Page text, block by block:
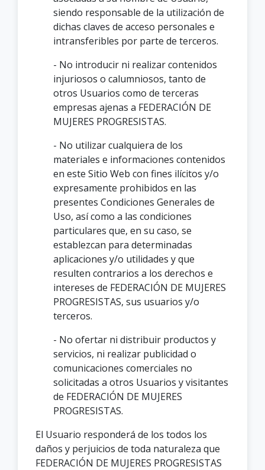
siendo responsable de la utilización de
dichas claves de acceso personales e
intransferibles por parte de terceros.
- No introducir ni realizar contenidos
injuriosos o calumniosos, tanto de
otros Usuarios como de terceras
empresas ajenas a FEDERACIÓN DE
MUJERES PROGRESISTAS.
- No utilizar cualquiera de los
materiales e informaciones contenidos
en este Sitio Web con fines ilícitos y/o
expresamente prohibidos en las
presentes Condiciones Generales de
Uso, así como a las condiciones
particulares que, en su caso, se
establezcan para determinadas
aplicaciones y/o utilidades y que
resulten contrarios a los derechos e
intereses de FEDERACIÓN DE MUJERES
PROGRESISTAS, sus usuarios y/o
terceros.
- No ofertar ni distribuir productos y
servicios, ni realizar publicidad o
comunicaciones comerciales no
solicitadas a otros Usuarios y visitantes
de FEDERACIÓN DE MUJERES
PROGRESISTAS.
El Usuario responderá de los todos los
daños y perjuicios de toda naturaleza que
FEDERACIÓN DE MUJERES PROGRESISTAS